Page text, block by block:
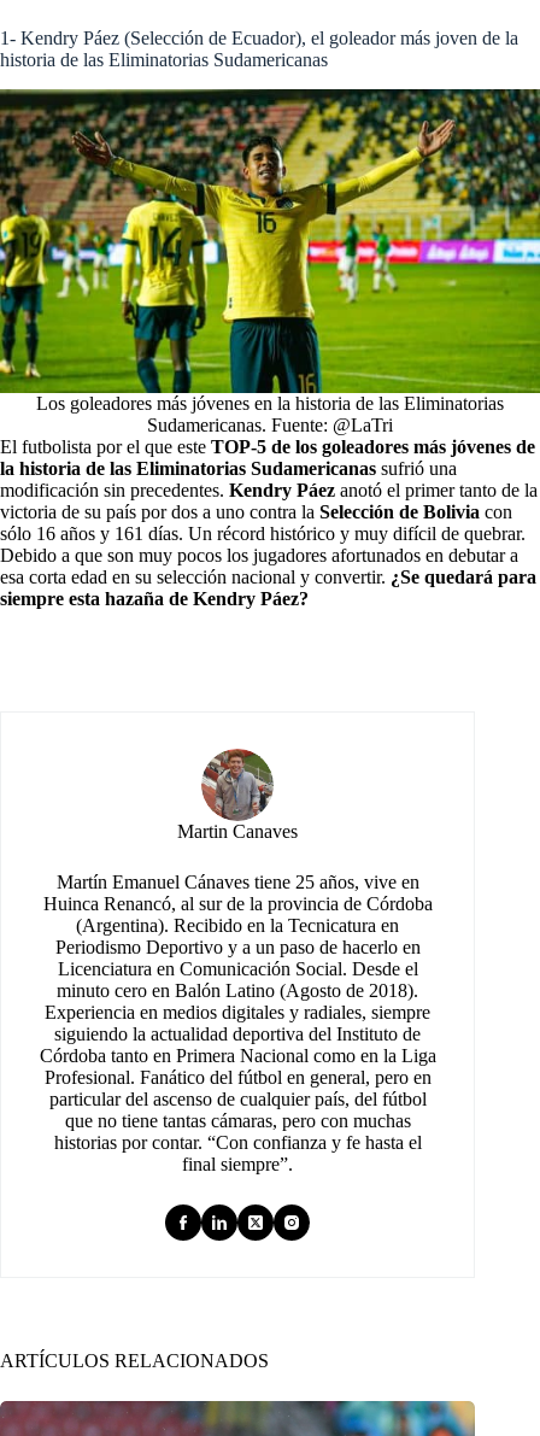
1- Kendry Páez (Selección de Ecuador), el goleador más joven de la
historia de las Eliminatorias Sudamericanas
Los goleadores más jóvenes en la historia de las Eliminatorias
Sudamericanas. Fuente: @LaTri
El futbolista por el que este TOP-5 de los goleadores más jóvenes de
la historia de las Eliminatorias Sudamericanas sufrió una
modificación sin precedentes. Kendry Páez anotó el primer tanto de la
victoria de su país por dos a uno contra la Selección de Bolivia con
sólo 16 años y 161 días. Un récord histórico y muy difícil de quebrar.
Debido a que son muy pocos los jugadores afortunados en debutar a
esa corta edad en su selección nacional y convertir. ¿Se quedará para
siempre esta hazaña de Kendry Páez?
Martin Canaves
Martín Emanuel Cánaves tiene 25 años, vive en
Huinca Renancó, al sur de la provincia de Córdoba
(Argentina). Recibido en la Tecnicatura en
Periodismo Deportivo y a un paso de hacerlo en
Licenciatura en Comunicación Social. Desde el
minuto cero en Balón Latino (Agosto de 2018).
Experiencia en medios digitales y radiales, siempre
siguiendo la actualidad deportiva del Instituto de
Córdoba tanto en Primera Nacional como en la Liga
Profesional. Fanático del fútbol en general, pero en
particular del ascenso de cualquier país, del fútbol
que no tiene tantas cámaras, pero con muchas
historias por contar. “Con confianza y fe hasta el
final siempre”.
ARTÍCULOS RELACIONADOS